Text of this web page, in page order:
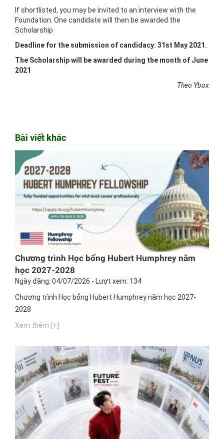
If shortlisted, you may be invited to an interview with the
Foundation. One candidate will then be awarded the
Scholarship
Deadline for the submission of candidacy: 31st May 2021.
The Scholarship will be awarded during the month of June
2021
Theo Ybox
Bài viết khác
Chương trình Học bổng Hubert Humphrey năm
học 2027-2028
Ngày đăng: 04/07/2026 - Lượt xem: 134
Chương trình Học bổng Hubert Humphrey năm học 2027-
2028
Xem thêm [+]